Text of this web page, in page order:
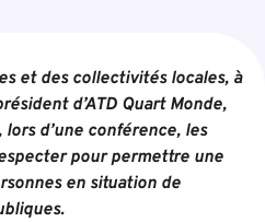
et des collectivités locales, à
d’ATD Quart Monde,
d’une conférence, les
pour permettre une
en situation de